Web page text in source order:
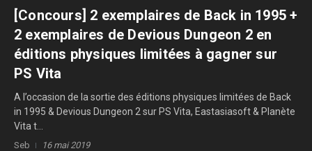
[Concours] 2 exemplaires de Back in 1995 +
2 exemplaires de Devious Dungeon 2 en
éditions physiques limitées à gagner sur
PS Vita
A l’occasion de la sortie des éditions physiques limitées de Back
in 1995 & Devious Dungeon 2 sur PS Vita, Eastasiasoft & Planète
Vita t...
Seb 16 mai 2019